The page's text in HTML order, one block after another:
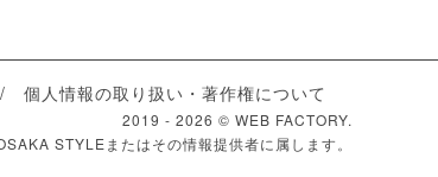
個人情報の取り扱い・著作権について
2019 - 2026 © WEB FACTORY.
STYLEまたはその情報提供者に属します。